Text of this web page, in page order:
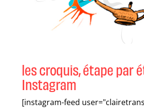
les croquis, étape par
Instagram
[instagram-feed